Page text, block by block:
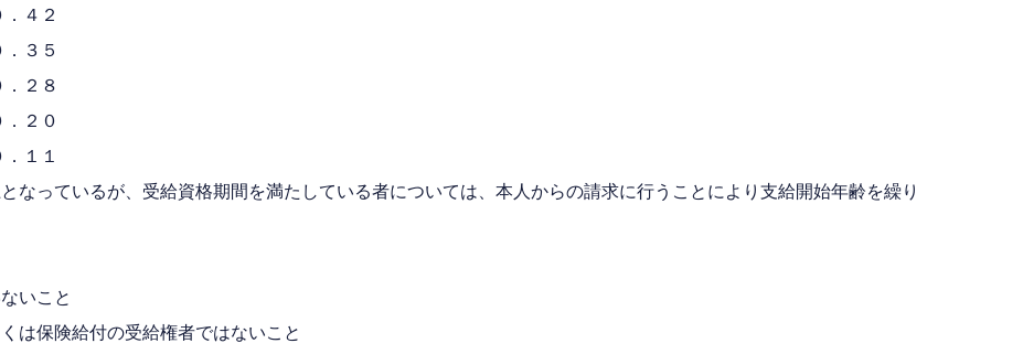
２
５
８
０
１
なっているが、受給資格期間を満たしている者については、本人からの請求に行うことにより支給開始年齢を繰り
いこと
は保険給付の受給権者ではないこと